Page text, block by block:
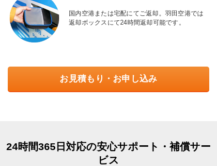
国内空港または宅配にてご返却。羽田空港では
返却ボックスにて24時間返却可能です。
お見積もり・お申し込み
24時間365日対応の安心サポート・補償サー
ビス